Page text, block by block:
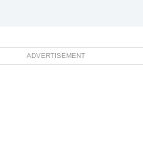
ADVERTISEMENT